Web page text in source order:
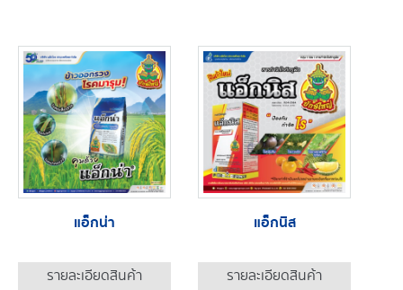
แอ็กน่า
รายละเอียดสินค้า
แอ็กนิส
รายละเอียดสินค้า